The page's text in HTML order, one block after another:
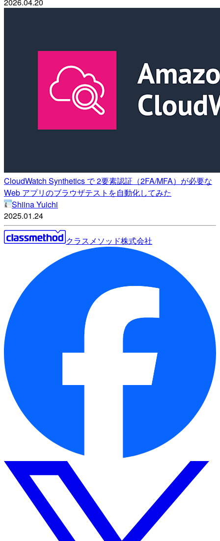
CloudWatch Synthetics で 2要素認証（2FA/MFA）が必要な
Web アプリのブラウザテストを自動化してみた
Shiina Yuichi
2025.01.24
クラスメソッド株式会社